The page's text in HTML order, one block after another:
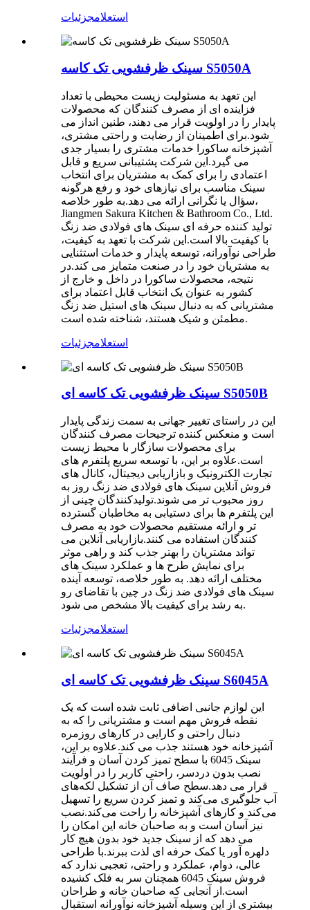
استعلامجزئیات
سینک ظرفشویی تک کاسه S5050A
این تعهد به مسئولیت زیست محیطی با تعداد
فزاینده ای از مصرف کنندگان که محصولات
پایدار را در اولویت قرار می دهند، طنین انداز می
شود.برای اطمینان از رضایت و راحتی مشتری،
آشپزخانه ساکورا خدمات مشتری را بسیار جدی
می گیرد.این شرکت پشتیبانی سریع و قابل
اعتمادی را برای کمک به مشتریان برای انتخاب
سینک مناسب برای نیازهای خود و رفع هرگونه
سؤال یا نگرانی ارائه می دهد.به طور خلاصه،
Jiangmen Sakura Kitchen & Bathroom Co., Ltd.
تولید کننده حرفه ای سینک های فولادی ضد زنگ
با کیفیت بالا است.این شرکت با تعهد به کیفیت،
طراحی نوآورانه، توسعه پایدار و خدمات استثنایی
به مشتریان خود را در صنعت متمایز می کند.در
نتیجه، محصولات ساکورا در داخل و خارج از
کشور به عنوان یک انتخاب قابل اعتماد برای
مشتریانی که به دنبال سینک های استیل ضد زنگ
مطمئن و شیک هستند، شناخته شده است.
استعلامجزئیات
سینک ظرفشویی تک کاسه ای S5050B
این در راستای تغییر جهانی به سمت زندگی پایدار
است و منعکس کننده ترجیحات مصرف کنندگان
برای محصولات سازگار با محیط زیست
است.علاوه بر این، با توسعه سریع پلتفرم های
تجارت الکترونیک و بازاریابی دیجیتال، کانال های
فروش آنلاین سینک های فولادی ضد زنگ روز به
روز محبوب تر می شوند.تولیدکنندگان چینی از
این پلتفرم ها برای دستیابی به مخاطبان گسترده
تر و ارائه مستقیم محصولات خود به مصرف
کنندگان استفاده می کنند.بازاریابی آنلاین می
تواند مشتریان را بهتر جذب کند و راهی موثر
برای نمایش طرح ها و عملکرد سینک های
مختلف ارائه دهد. به طور خلاصه، توسعه آینده
سینک های فولادی ضد زنگ در چین با تقاضای رو
به رشد برای کیفیت بالا مشخص می شود.
استعلامجزئیات
سینک ظرفشویی تک کاسه ای S6045A
این لوازم جانبی اضافی ثابت شده است که یک
نقطه فروش مهم است و مشتریانی را که به
دنبال راحتی و کارایی در کارهای روزمره
آشپزخانه خود هستند جذب می کند.علاوه بر این،
سینک 6045 با سطح تمیز کردن آسان و فرآیند
نصب بدون دردسر، راحتی کاربر را در اولویت
قرار می دهد.سطح صاف آن از تشکیل لکه‌های
آب جلوگیری می‌کند و تمیز کردن سریع را تسهیل
می‌کند و کارهای آشپزخانه را راحت می‌کند.نصب
نیز آسان است و به صاحبان خانه این امکان را
می دهد که از سینک جدید خود بدون هیچ کار
دلهره آور یا کمک حرفه ای لذت ببرند.با طراحی
عالی، دوام، عملکرد و راحتی، تعجبی ندارد که
فروش سینک 6045 همچنان سر به فلک کشیده
است.از آنجایی که صاحبان خانه و طراحان
بیشتری از این وسیله آشپزخانه نوآورانه استقبال